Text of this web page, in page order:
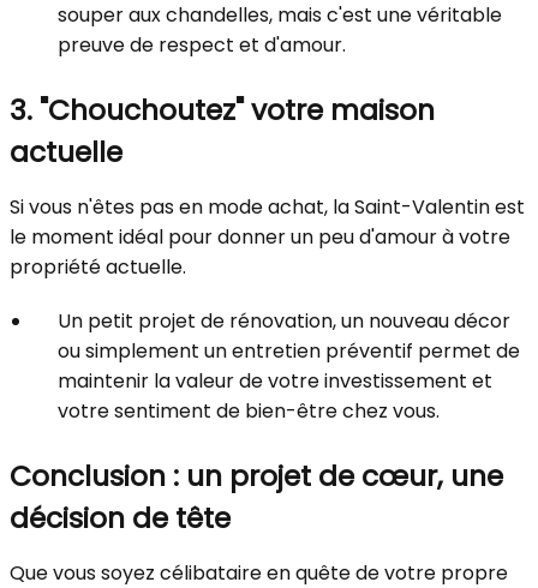
souper aux chandelles, mais c'est une véritable
preuve de respect et d'amour.
3. "Chouchoutez" votre maison
actuelle
Si vous n'êtes pas en mode achat, la Saint-Valentin est
le moment idéal pour donner un peu d'amour à votre
propriété actuelle.
Un petit projet de rénovation, un nouveau décor
ou simplement un entretien préventif permet de
maintenir la valeur de votre investissement et
votre sentiment de bien-être chez vous.
Conclusion : un projet de cœur, une
décision de tête
Que vous soyez célibataire en quête de votre propre